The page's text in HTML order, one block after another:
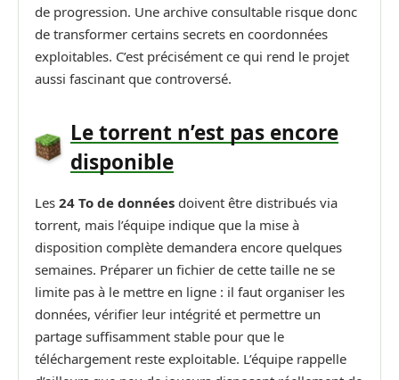
de progression. Une archive consultable risque donc
de transformer certains secrets en coordonnées
exploitables. C’est précisément ce qui rend le projet
aussi fascinant que controversé.
Le torrent n’est pas encore
disponible
Les 24 To de données doivent être distribués via
torrent, mais l’équipe indique que la mise à
disposition complète demandera encore quelques
semaines. Préparer un fichier de cette taille ne se
limite pas à le mettre en ligne : il faut organiser les
données, vérifier leur intégrité et permettre un
partage suffisamment stable pour que le
téléchargement reste exploitable. L’équipe rappelle